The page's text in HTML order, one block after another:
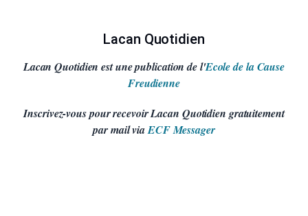
Lacan Quotidien
Lacan Quotidien est une publication de l'Ecole de la Cause
Freudienne
Inscrivez-vous pour recevoir Lacan Quotidien gratuitement
par mail viaECF Messager